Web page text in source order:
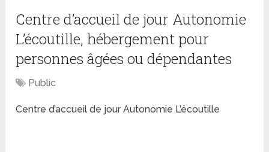
Centre d’accueil de jour Autonomie
L’écoutille, hébergement pour
personnes âgées ou dépendantes
Public
Centre d’accueil de jour Autonomie L’écoutille